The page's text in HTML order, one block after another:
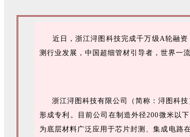
近日，浙江浔图科技完成千万级A轮融资
测行业发展，中国超细管材引导者，世界一
浙江浔图科技有限公司（简称：浔图科技
形成专利。目前公司在制造外径200微米以
为底层材料广泛应用于芯片封测、集成电路